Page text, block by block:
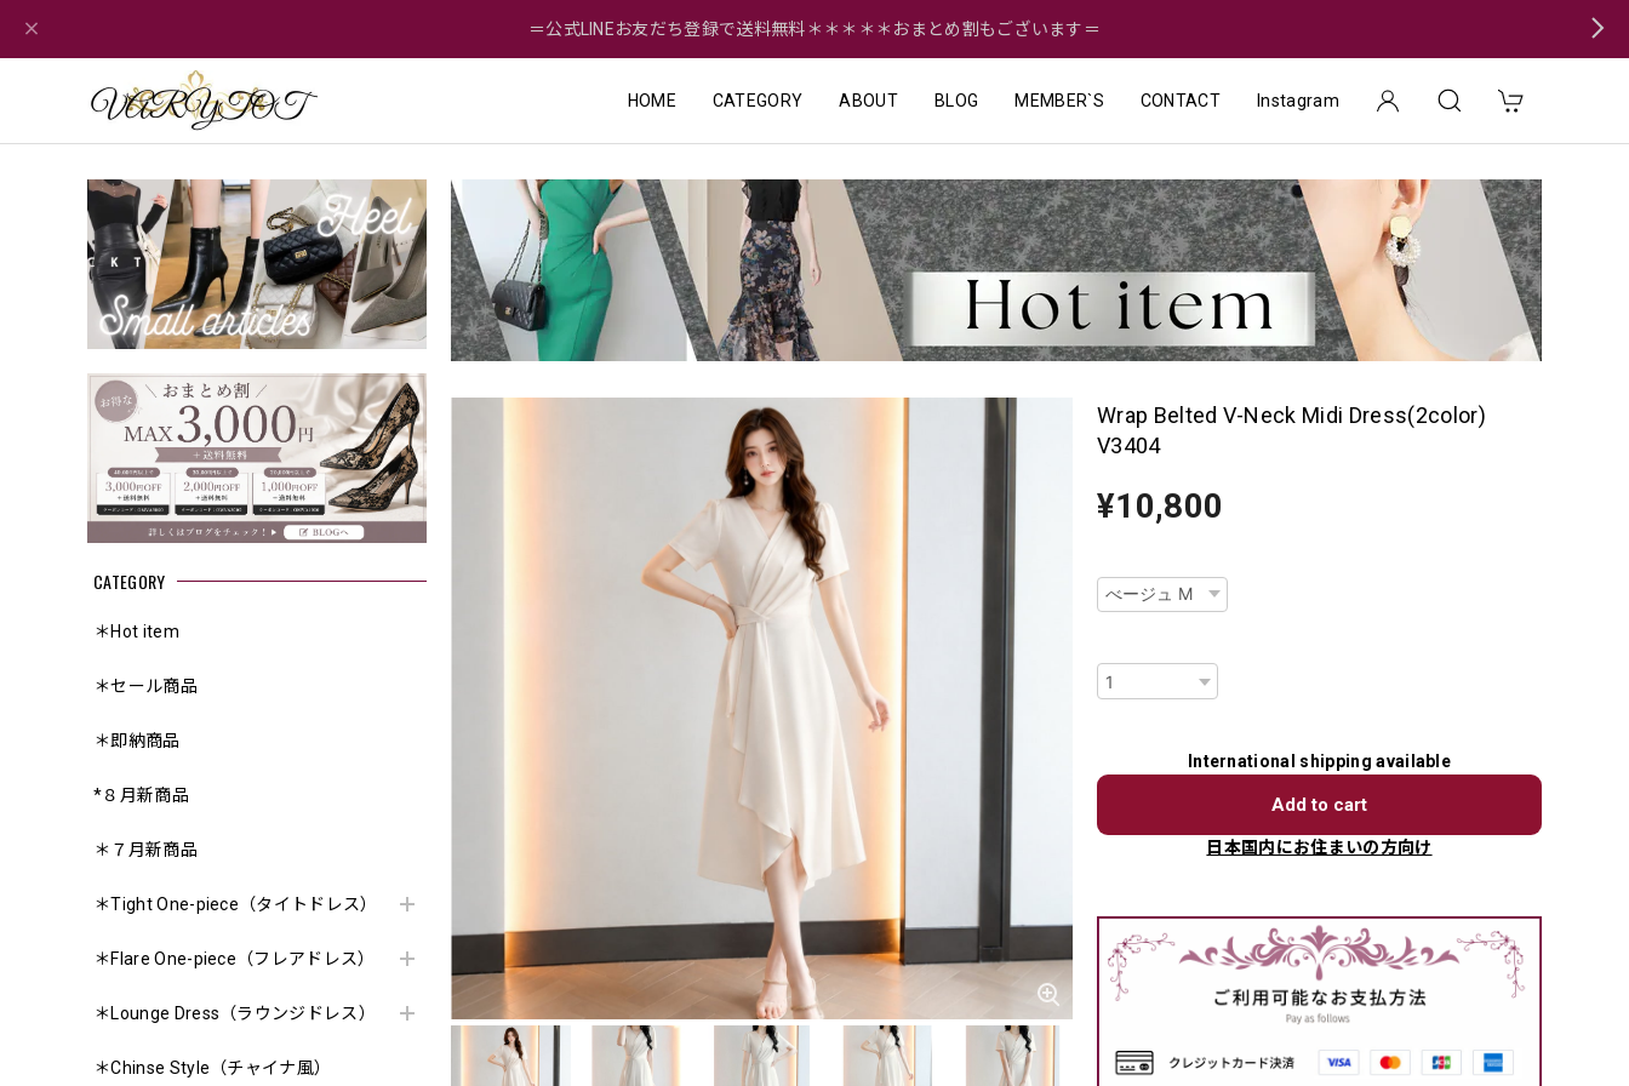
＝公式LINEお友だち登録で送料無料＊＊＊＊＊おまとめ割もございます＝
HOME CATEGORY ABOUT BLOG MEMBER`S CONTACT Instagram
CATEGORY
＊Hot item
＊セール商品
＊即納商品
*８月新商品
＊７月新商品
＊Tight One-piece（タイトドレス）
＊Flare One-piece（フレアドレス）
＊Lounge Dress（ラウンジドレス）
＊Chinse Style（チャイナ風）
Wrap Belted V-Neck Midi Dress(2color)
V3404
¥10,800
International shipping available
Add to cart
日本国内にお住まいの方向け